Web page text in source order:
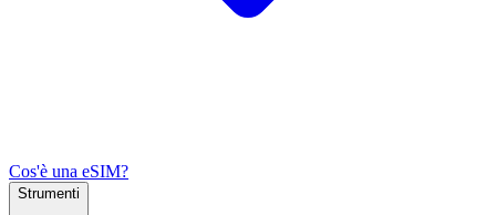
Cos'è una eSIM?
Strumenti